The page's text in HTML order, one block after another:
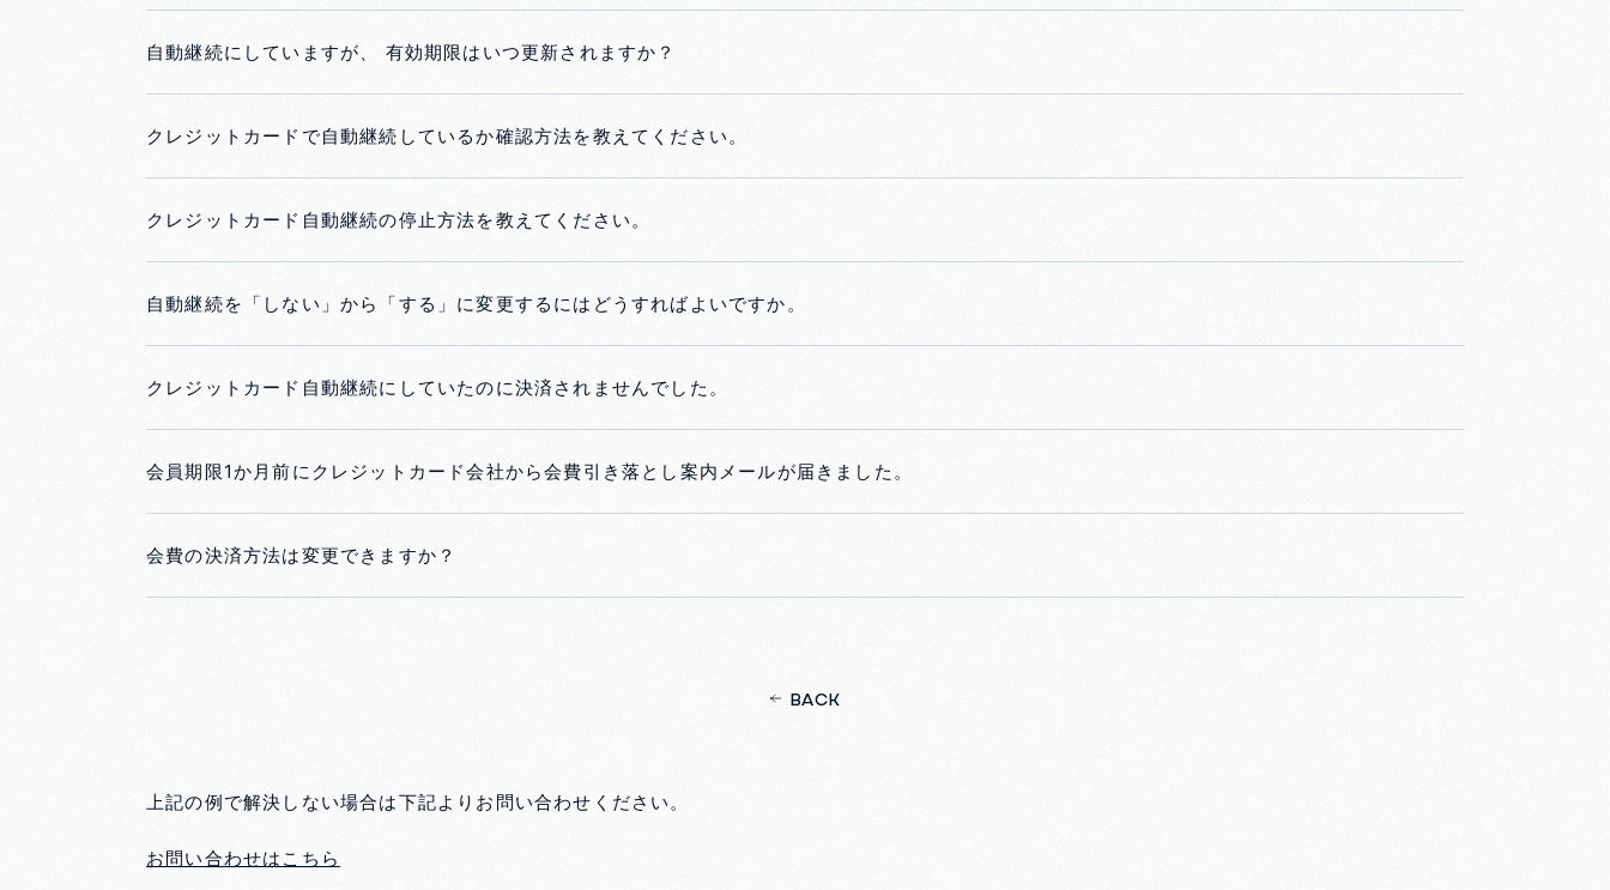
自動継続にしていますが、 有効期限はいつ更新されますか？
クレジットカードで自動継続しているか確認方法を教えてください。
クレジットカード自動継続の停止方法を教えてください。
自動継続を「しない」から「する」に変更するにはどうすればよいですか。
クレジットカード自動継続にしていたのに決済されませんでした。
会員期限1か月前にクレジットカード会社から会費引き落とし案内メールが届きました。
会費の決済方法は変更できますか？
BACK
上記の例で解決しない場合は下記よりお問い合わせください。
お問い合わせはこちら